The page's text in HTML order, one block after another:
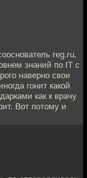
reg.ru,
знаний по IT с
наверно свои
гонит какой
как к врачу
Вот потому и